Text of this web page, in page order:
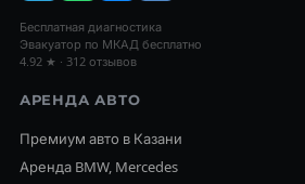
Бесплатная диагностика
Эвакуатор по МКАД бесплатно
4.92 ★ · 312 отзывов
АРЕНДА АВТО
Премиум авто в Казани
Аренда BMW, Mercedes